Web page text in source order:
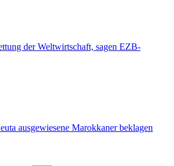
der Weltwirtschaft, sagen EZB-
ausgewiesene Marokkaner beklagen